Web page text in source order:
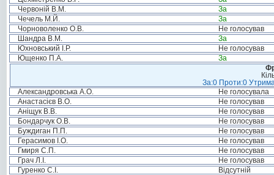
Червоній В.М.
За
Чечель М.Й.
За
Чорноволенко О.В.
Не голосував
Шандра В.М.
За
Юхновський І.Р.
Не голосував
Ющенко П.А.
За
За:0 Проти:0
Александровська А.О.
Не голосувала
Анастасієв В.О.
Не голосував
Аніщук В.В.
Не голосував
Бондарчук О.В.
Не голосував
Буждиган П.П.
Не голосував
Герасимов І.О.
Не голосував
Гмиря С.П.
Не голосував
Грач Л.І.
Не голосував
Гуренко С.І.
Відсутній